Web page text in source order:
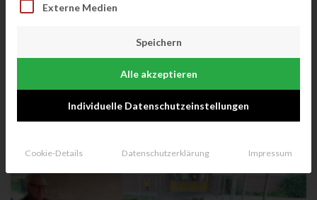
Osterfeuer – Ostereier suchen in Klausheide
Am 30.3. findet erneut das Osterfeuer auf dem Schützenplatz statt.
Benedikt Wallmeyer 12.03.2024
Externe Medien
Speichern
Alle akzeptieren
Individuelle Datenschutzeinstellungen
Cookie-Details Datenschutzerklärung Impressum